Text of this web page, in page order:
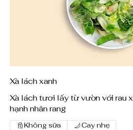
Xà lách xanh
Xà lách tươi lấy từ vườn với rau
hạnh nhân rang
Không sữa Cay nhẹ